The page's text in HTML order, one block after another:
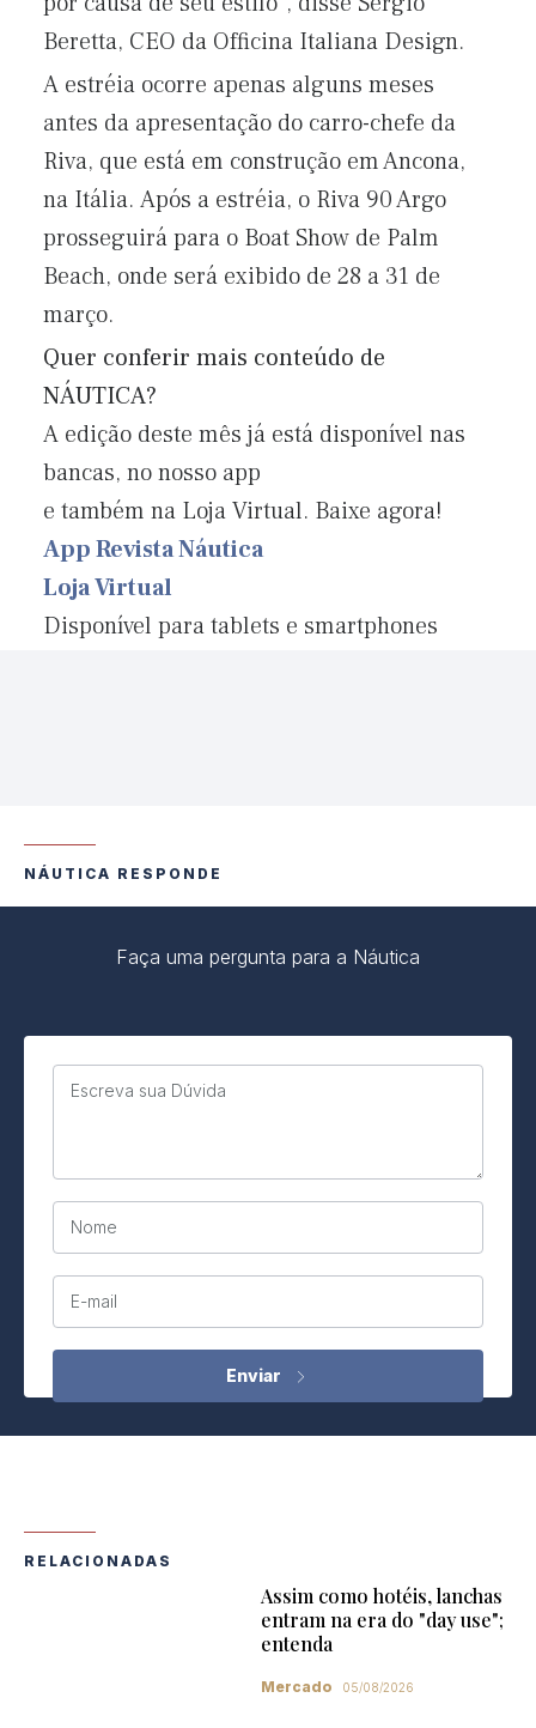
Beretta, CEO da Officina Italiana Design.
A estréia ocorre apenas alguns meses
antes da apresentação do carro-chefe da
Riva, que está em construção em Ancona,
na Itália. Após a estréia, o Riva 90 Argo
prosseguirá para o Boat Show de Palm
Beach, onde será exibido de 28 a 31 de
março.
Quer conferir mais conteúdo de
NÁUTICA?
A edição deste mês já está disponível nas
bancas, no nosso app
e também na Loja Virtual. Baixe agora!
App Revista Náutica
Loja Virtual
Disponível para tablets e smartphones
NÁUTICA RESPONDE
Faça uma pergunta para a Náutica
Escreva sua Dúvida
Nome
E-mail
RELACIONADAS
Assim como hotéis, lanchas
entram na era do "day use";
entenda
Mercado 05/08/2026